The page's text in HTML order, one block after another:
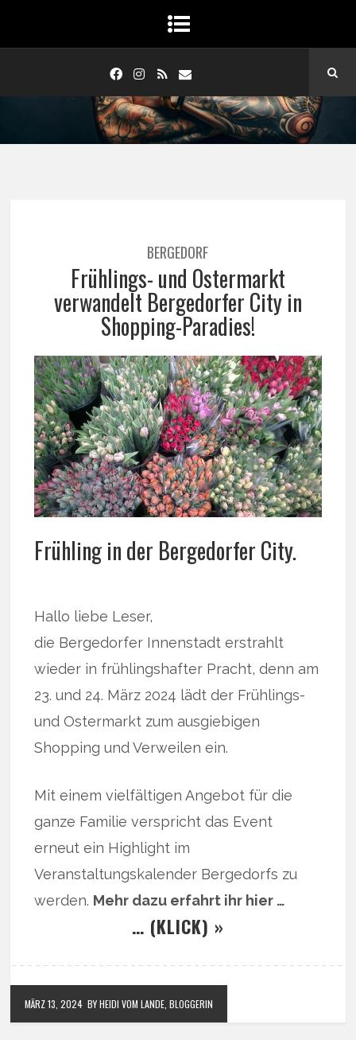
BERGEDORF
Frühlings- und Ostermarkt
verwandelt Bergedorfer City in
Shopping-Paradies!
Frühling in der Bergedorfer City.
Hallo liebe Leser,
die Bergedorfer Innenstadt erstrahlt
wieder in frühlingshafter Pracht, denn am
23. und 24. März 2024 lädt der Frühlings-
und Ostermarkt zum ausgiebigen
Shopping und Verweilen ein.
Mit einem vielfältigen Angebot für die
ganze Familie verspricht das Event
erneut ein Highlight im
Veranstaltungskalender Bergedorfs zu
werden. Mehr dazu erfahrt ihr hier …
… (KLICK) »
MÄRZ 13, 2024 BY HEIDI VOM LANDE, BLOGGERIN